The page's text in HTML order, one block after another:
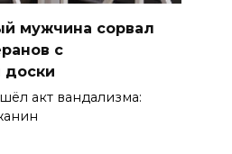
мужчина сорвал
с
доски
акт вандализма: